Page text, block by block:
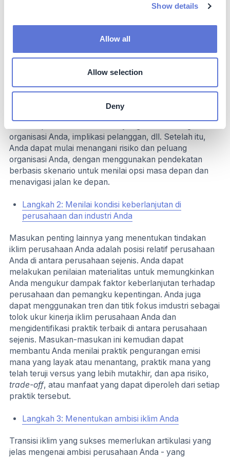
Show details
Allow all
Allow selection
Deny
memenuhi ekspektasi yang terus meningkat dari
pelanggan, investor, dan pemangku kepentingan utama
memerlukan gambaran mengenaipeluang-peluang
terkait iklim, aspek yang sering kali kurang
perjalanan menujunet zero. Kemudian, Anda harus
menilai risiko terkait iklim, termasuk peraturan dan
organisasi Anda, implikasi pelanggan, dll. Setelah itu,
Anda dapat mulai menangani risiko dan peluang
organisasi Anda, dengan menggunakan pendekatan
berbasis skenario untuk menilai opsi masa depan dan
menavigasi jalan ke depan.
Langkah 2: Menilai kondisi keberlanjutan di
perusahaan dan industri Anda
Masukan penting lainnya yang menentukan tindakan
iklim perusahaan Anda adalah posisi relatif perusahaan
Anda di antara perusahaan sejenis. Anda dapat
melakukan penilaian materialitas untuk memungkinkan
Anda mengukur dampak faktor keberlanjutan terhadap
perusahaan dan pemangku kepentingan. Anda juga
dapat menggunakan tren dan titik fokus imdustri sebagai
tolok ukur kinerja iklim perusahaan Anda dan
mengidentifikasi praktik terbaik di antara perusahaan
sejenis. Masukan-masukan ini kemudian dapat
membantu Anda menilai praktik pengurangan emisi
mana yang layak atau menantang, praktik mana yang
telah teruji versus yang lebih mutakhir, dan apa risiko,
trade-off, atau manfaat yang dapat diperoleh dari setiap
praktik tersebut.
Langkah 3: Menentukan ambisi iklim Anda
Transisi iklim yang sukses memerlukan artikulasi yang
jelas mengenai ambisi perusahaan Anda - yang